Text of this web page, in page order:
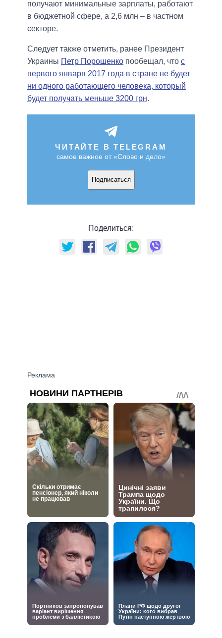
получают минимальные зарплаты, работают
в бюджетной сфере, а 2,6 млн – в частном
секторе.
Следует также отметить, ранее Президент
Украины Петр Порошенко пообещал, что с
первого января 2017 года в стране не будет
ни одного работающего человека, который
будет получать меньше 3200 грн.
ЧИТАЙТЕ В TELEGRAM
самое важное от «Слово и дело»
Подписаться
Поделиться: